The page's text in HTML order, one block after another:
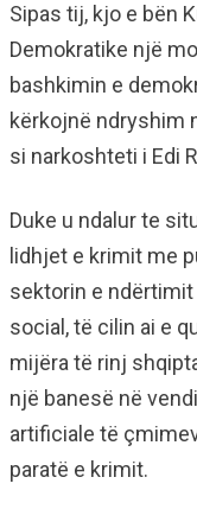
Sipas tij, kjo e bën
Demokratike një
bashkimin e
kërkojnë ndryshim
si narkoshteti i Edi
Duke u ndalur te
lidhjet e krimit me
sektorin e
social, të cilin ai e
mijëra të rinj
një banesë në
artificiale të
paratë e krimit.